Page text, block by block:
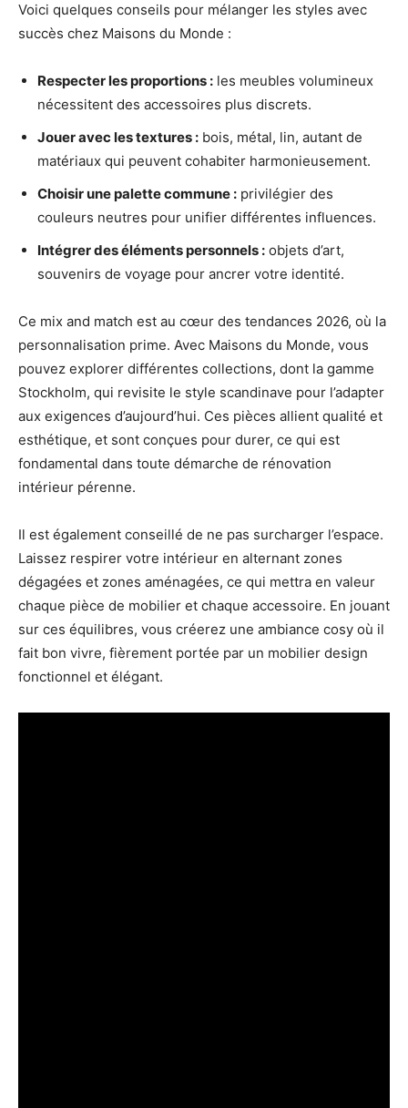
Voici quelques conseils pour mélanger les styles avec
succès chez Maisons du Monde :
Respecter les proportions : les meubles volumineux
nécessitent des accessoires plus discrets.
Jouer avec les textures : bois, métal, lin, autant de
matériaux qui peuvent cohabiter harmonieusement.
Choisir une palette commune : privilégier des
couleurs neutres pour unifier différentes influences.
Intégrer des éléments personnels : objets d’art,
souvenirs de voyage pour ancrer votre identité.
Ce mix and match est au cœur des tendances 2026, où la
personnalisation prime. Avec Maisons du Monde, vous
pouvez explorer différentes collections, dont la gamme
Stockholm, qui revisite le style scandinave pour l’adapter
aux exigences d’aujourd’hui. Ces pièces allient qualité et
esthétique, et sont conçues pour durer, ce qui est
fondamental dans toute démarche de rénovation
intérieur pérenne.
Il est également conseillé de ne pas surcharger l’espace.
Laissez respirer votre intérieur en alternant zones
dégagées et zones aménagées, ce qui mettra en valeur
chaque pièce de mobilier et chaque accessoire. En jouant
sur ces équilibres, vous créerez une ambiance cosy où il
fait bon vivre, fièrement portée par un mobilier design
fonctionnel et élégant.